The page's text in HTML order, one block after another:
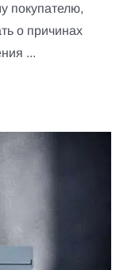
покупателю,
о причинах
...